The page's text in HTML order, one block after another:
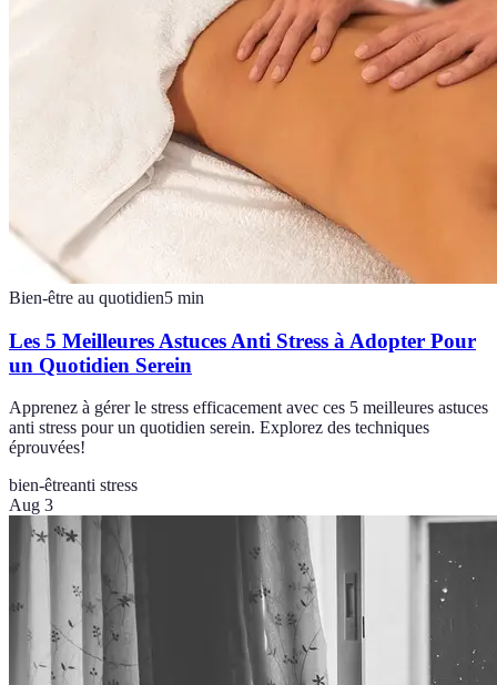
Bien-être au quotidien5 min
Les 5 Meilleures Astuces Anti Stress à Adopter Pour
un Quotidien Serein
Apprenez à gérer le stress efficacement avec ces 5 meilleures astuces
anti stress pour un quotidien serein. Explorez des techniques
éprouvées!
bien-êtreanti stress
Aug 3